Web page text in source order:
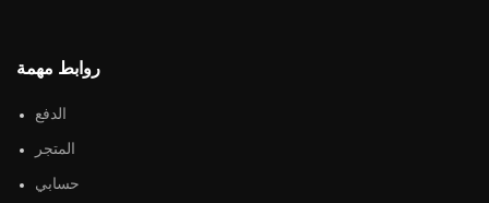
روابط مهمة
الدفع
المتجر
حسابي